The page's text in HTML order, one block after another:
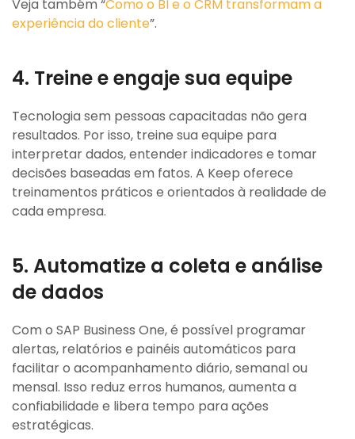
Veja também “Como o BI e o CRM transformam a
experiência do cliente”.
4. Treine e engaje sua equipe
Tecnologia sem pessoas capacitadas não gera
resultados. Por isso, treine sua equipe para
interpretar dados, entender indicadores e tomar
decisões baseadas em fatos. A Keep oferece
treinamentos práticos e orientados à realidade de
cada empresa.
5. Automatize a coleta e análise
de dados
Com o SAP Business One, é possível programar
alertas, relatórios e painéis automáticos para
facilitar o acompanhamento diário, semanal ou
mensal. Isso reduz erros humanos, aumenta a
confiabilidade e libera tempo para ações
estratégicas.